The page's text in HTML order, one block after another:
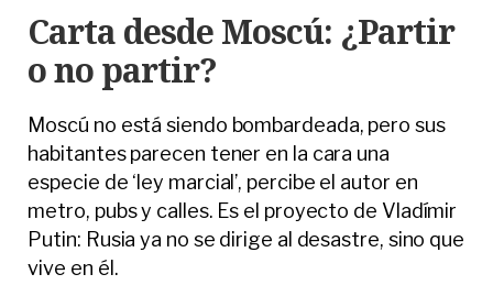
Carta desde Moscú: ¿Partir
o no partir?
Moscú no está siendo bombardeada, pero sus
habitantes parecen tener en la cara una
especie de ‘ley marcial’, percibe el autor en
metro, pubs y calles. Es el proyecto de Vladímir
Putin: Rusia ya no se dirige al desastre, sino que
vive en él.